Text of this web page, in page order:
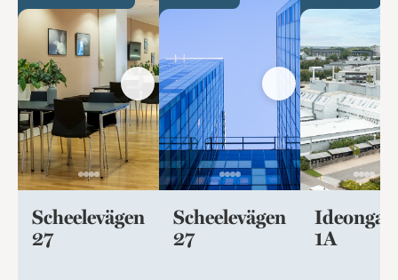
Scheelevägen
27
Scheelevägen
27
1A